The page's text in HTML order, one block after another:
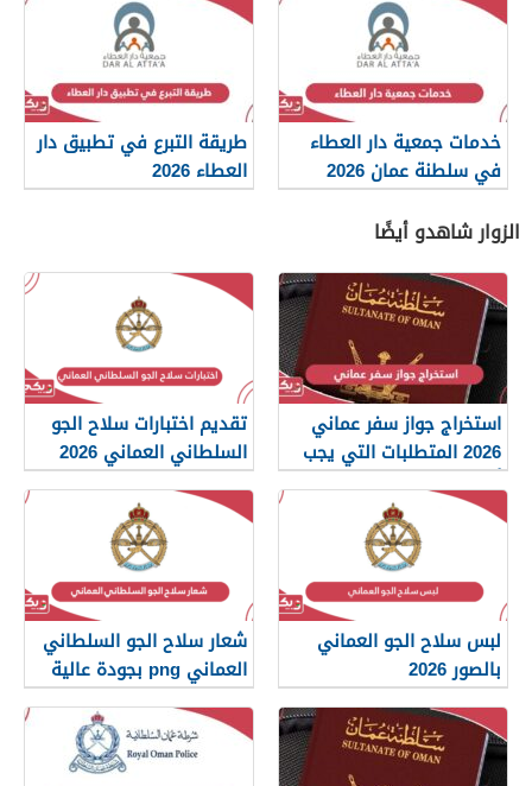
خدمات جمعية دار العطاء
في سلطنة عمان 2026
طريقة التبرع في تطبيق دار
العطاء 2026
الزوار شاهدو أيضًا
استخراج جواز سفر عماني
2026 المتطلبات التي يجب
أن تعرفها
تقديم اختبارات سلاح الجو
السلطاني العماني 2026
لبس سلاح الجو العماني
بالصور 2026
شعار سلاح الجو السلطاني
العماني png بجودة عالية
2026